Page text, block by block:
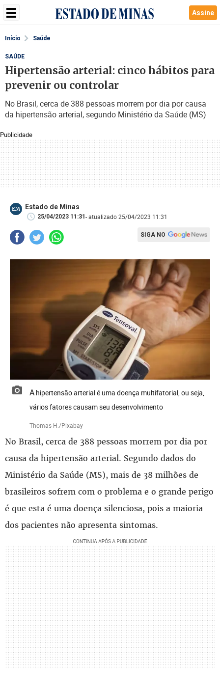
Assine
Início Saúde
Publicidade
SAÚDE
Hipertensão arterial: cinco hábitos para
prevenir ou controlar
No Brasil, cerca de 388 pessoas morrem por dia por causa
da hipertensão arterial, segundo Ministério da Saúde (MS)
EM Estado de Minas
25/04/2023 11:31- atualizado 25/04/2023 11:31
SIGA NO
A hipertensão arterial é uma doença multifatorial, ou seja,
vários fatores causam seu desenvolvimento
Thomas H./Pixabay
No Brasil, cerca de 388 pessoas morrem por dia por
causa da hipertensão arterial. Segundo dados do
Ministério da Saúde (MS), mais de 38 milhões de
brasileiros sofrem com o problema e o grande perigo
é que esta é uma doença silenciosa, pois a maioria
dos pacientes não apresenta sintomas.